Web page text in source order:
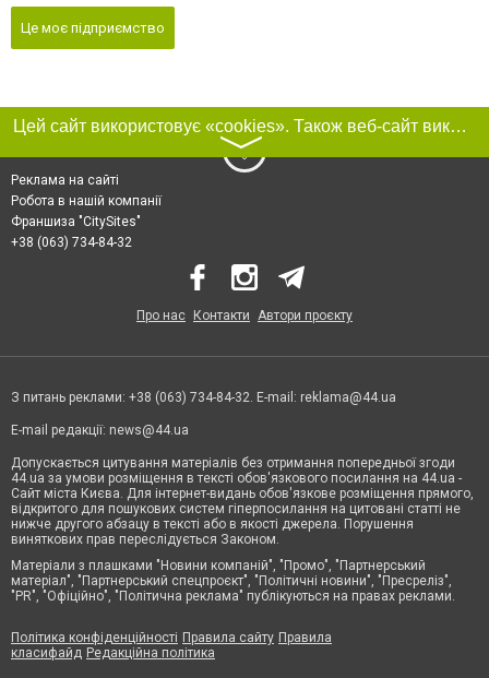
Це моє підприємство
Цей сайт використовує «cookies». Також веб-сайт використовує інтернет-сервіс для збору технічних даних стосовно відвідувачів з метою отримання маркетингової та статистичної інформації. Умови обробки даних відвідувачів сайту див.
〉
Реклама на сайті
Робота в нашій компанії
Франшиза "CitySites"
+38 (063) 734-84-32
Про нас Контакти Автори проєкту
З питань реклами: +38 (063) 734-84-32. E-mail: reklama@44.ua
E-mail редакції: news@44.ua
Допускається цитування матеріалів без отримання попередньої згоди
44.ua за умови розміщення в тексті обов'язкового посилання на 44.ua -
Сайт міста Києва. Для інтернет-видань обов'язкове розміщення прямого,
відкритого для пошукових систем гіперпосилання на цитовані статті не
нижче другого абзацу в тексті або в якості джерела. Порушення
виняткових прав переслідується Законом.
Матеріали з плашками "Новини компаній", "Промо", "Партнерський
матеріал", "Партнерський спецпроєкт", "Політичні новини", "Пресреліз",
"PR", "Офіційно", "Політична реклама" публікуються на правах реклами.
Політика конфіденційності Правила сайту Правила
класифайд Редакційна політика